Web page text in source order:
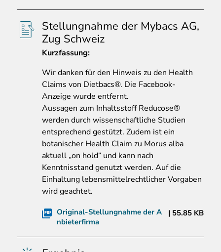
Stellungnahme der Mybacs AG,
Zug Schweiz
Kurzfassung:
Wir danken für den Hinweis zu den Health
Claims von Dietbacs®. Die Facebook-
Anzeige wurde entfernt.
Aussagen zum Inhaltsstoff Reducose®
werden durch wissenschaftliche Studien
entsprechend gestützt. Zudem ist ein
botanischer Health Claim zu Morus alba
aktuell „on hold“ und kann nach
Kenntnisstand genutzt werden. Auf die
Einhaltung lebensmittelrechtlicher Vorgaben
wird geachtet.
Original-Stellungnahme der A
nbieterfirma
55.85 KB